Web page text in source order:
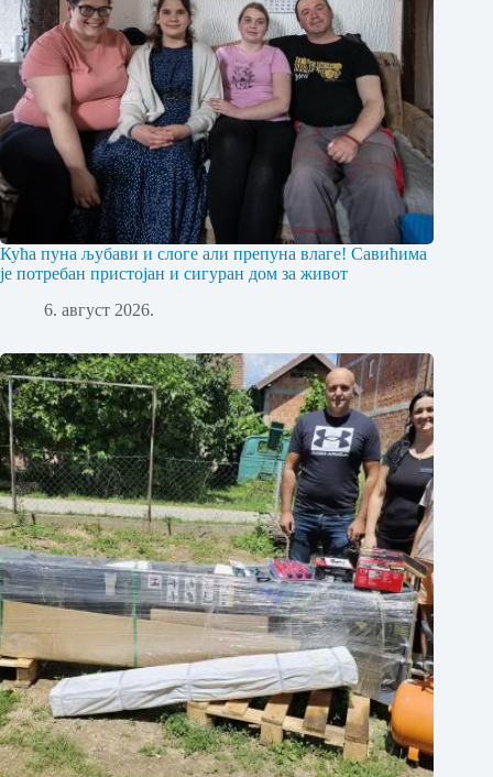
Кућа пуна љубави и слоге али препуна влаге! Савићима
је потребан пристојан и сигуран дом за живот
6. август 2026.